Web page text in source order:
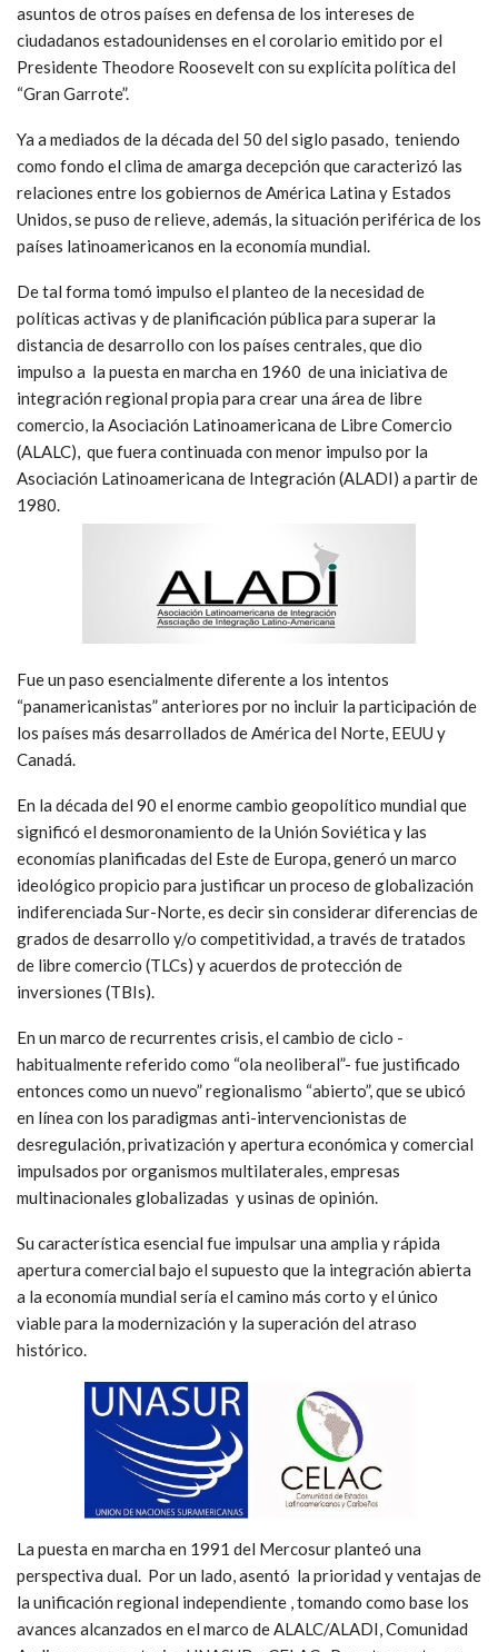
asuntos de otros países en defensa de los intereses de
ciudadanos estadounidenses en el corolario emitido por el
Presidente Theodore Roosevelt con su explícita política del
“Gran Garrote”.
Ya a mediados de la década del 50 del siglo pasado, teniendo
como fondo el clima de amarga decepción que caracterizó las
relaciones entre los gobiernos de América Latina y Estados
Unidos, se puso de relieve, además, la situación periférica de los
países latinoamericanos en la economía mundial.
De tal forma tomó impulso el planteo de la necesidad de
políticas activas y de planificación pública para superar la
distancia de desarrollo con los países centrales, que dio
impulso a la puesta en marcha en 1960 de una iniciativa de
integración regional propia para crear una área de libre
comercio, la Asociación Latinoamericana de Libre Comercio
(ALALC), que fuera continuada con menor impulso por la
Asociación Latinoamericana de Integración (ALADI) a partir de
1980.
Fue un paso esencialmente diferente a los intentos
“panamericanistas” anteriores por no incluir la participación de
los países más desarrollados de América del Norte, EEUU y
Canadá.
En la década del 90 el enorme cambio geopolítico mundial que
significó el desmoronamiento de la Unión Soviética y las
economías planificadas del Este de Europa, generó un marco
ideológico propicio para justificar un proceso de globalización
indiferenciada Sur-Norte, es decir sin considerar diferencias de
grados de desarrollo y/o competitividad, a través de tratados
de libre comercio (TLCs) y acuerdos de protección de
inversiones (TBIs).
En un marco de recurrentes crisis, el cambio de ciclo -
habitualmente referido como “ola neoliberal”- fue justificado
entonces como un nuevo” regionalismo “abierto”, que se ubicó
en línea con los paradigmas anti-intervencionistas de
desregulación, privatización y apertura económica y comercial
impulsados por organismos multilaterales, empresas
multinacionales globalizadas y usinas de opinión.
Su característica esencial fue impulsar una amplia y rápida
apertura comercial bajo el supuesto que la integración abierta
a la economía mundial sería el camino más corto y el único
viable para la modernización y la superación del atraso
histórico.
La puesta en marcha en 1991 del Mercosur planteó una
perspectiva dual. Por un lado, asentó la prioridad y ventajas de
la unificación regional independiente , tomando como base los
avances alcanzados en el marco de ALALC/ALADI, Comunidad